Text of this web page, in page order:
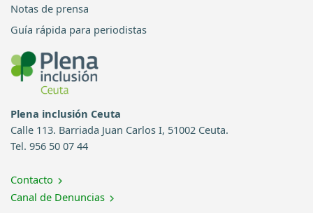
Notas de prensa
Guía rápida para periodistas
Plena inclusión Ceuta
Calle 113. Barriada Juan Carlos I, 51002 Ceuta.
Tel. 956 50 07 44
Contacto
Canal de Denuncias